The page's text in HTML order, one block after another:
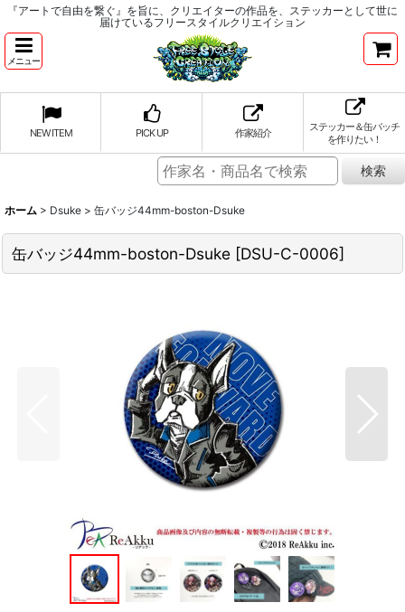
『アートで自由を繋ぐ』を旨に、クリエイターの作品を、ステッカーとして世に
届けているフリースタイルクリエイション
メニュー
NEW ITEM PICK UP 作家紹介
ステッカー＆缶バッチ
を作りたい！
ホーム > Dsuke > 缶バッジ44mm-boston-Dsuke
缶バッジ44mm-boston-Dsuke [DSU-C-0006]